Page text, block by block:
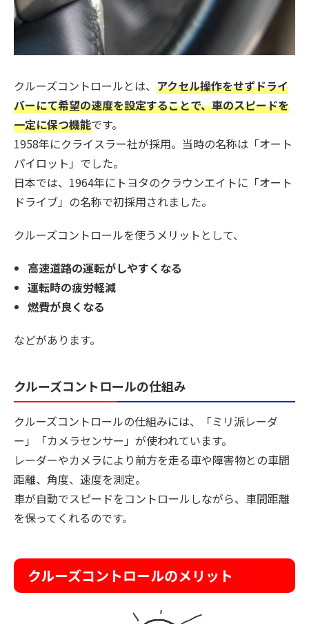
クルーズコントロールとは、 アクセル操作をせずドライ
バーにて希望の速度を設定することで、車のスピードを
一定に保つ機能です。
1958年にクライスラー社が採用。当時の名称は「オート
パイロット」でした。
日本では、1964年にトヨタのクラウンエイトに「オート
ドライブ」の名称で初採用されました。
クルーズコントロールを使うメリットとして、
高速道路の運転がしやすくなる
運転時の疲労軽減
燃費が良くなる
などがあります。
クルーズコントロールの仕組み
クルーズコントロールの仕組みには、「ミリ派レーダ
ー」「カメラセンサー」が使われています。
レーダーやカメラにより前方を走る車や障害物との車間
距離、角度、速度を測定。
車が自動でスピードをコントロールしながら、車間距離
を保ってくれるのです。
クルーズコントロールのメリット